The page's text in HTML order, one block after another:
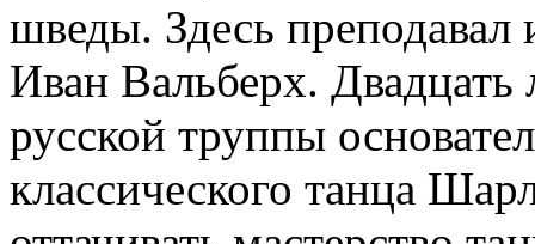
шведы. Здесь преподавал
Иван Вальберх. Двадцать
русской труппы
классического танца